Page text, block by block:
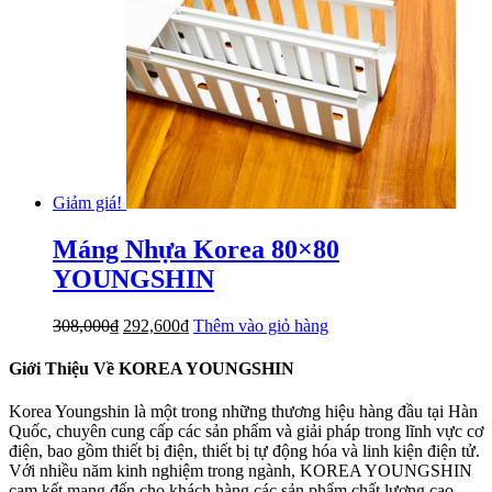
Giảm giá!
Máng Nhựa Korea 80×80
YOUNGSHIN
308,000₫ Giá
là:
292,600₫Giá
tại
292,600₫.
Thêm vào giỏ hàng
Giới Thiệu Về KOREA YOUNGSHIN
Korea Youngshin là một trong những thương hiệu hàng đầu tại Hàn
Quốc, chuyên cung cấp các sản phẩm và giải pháp trong lĩnh vực cơ
điện, bao gồm thiết bị điện, thiết bị tự động hóa và linh kiện điện tử.
Với nhiều năm kinh nghiệm trong ngành, KOREA YOUNGSHIN